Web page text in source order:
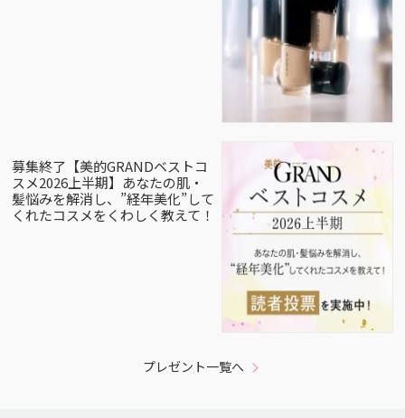
募集終了【美的GRANDベストコ
スメ2026上半期】あなたの肌・
髪悩みを解消し、”経年美化”して
くれたコスメをくわしく教えて！
プレゼント一覧へ